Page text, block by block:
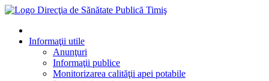
Informaţii utile
Anunţuri
Informaţii publice
Monitorizarea calităţii apei potabile